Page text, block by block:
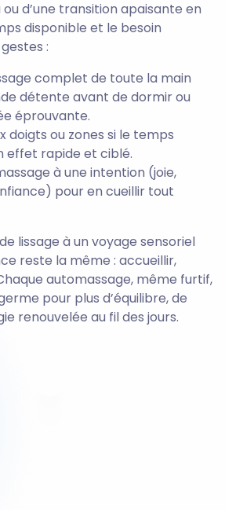
d’une transition apaisante en
disponible et le besoin
:
complet de toute la main
détente avant de dormir ou
éprouvante.
doigts ou zones si le temps
effet rapide et ciblé.
à une intention (joie,
pour en cueillir tout
lissage à un voyage sensoriel
reste la même : accueillir,
automassage, même furtif,
pour plus d’équilibre, de
renouvelée au fil des jours.